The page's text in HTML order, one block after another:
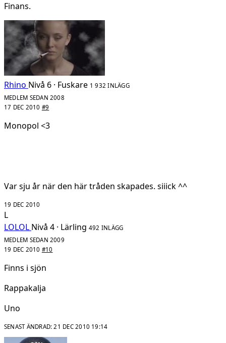
Finans.
Rhino Nivå 6 · Fuskare 1 932 INLÄGG
MEDLEM SEDAN 2008
17 DEC 2010 #9
Monopol <3
Var sju år när den här tråden skapades. siiick ^^
19 DEC 2010
L
LOLOL Nivå 4 · Lärling 492 INLÄGG
MEDLEM SEDAN 2009
19 DEC 2010 #10
Finns i sjön
Rappakalja
Uno
SENAST ÄNDRAD:21 DEC 2010 19:14